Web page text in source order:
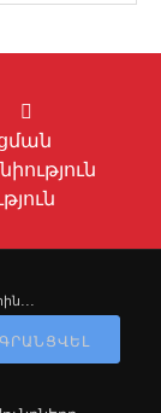
ԳՐԱՆՑՎԵԼ